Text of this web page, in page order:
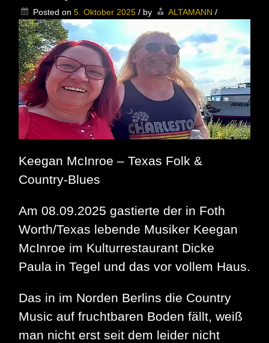
Besser
hattest
ein
Ticket
Posted on 5. Oktober 2025 / by ALTAMANN /
Keegan McInroe – Texas Folk &
Country-Blues
Am 08.09.2025 gastierte der in Foth
Worth/Texas lebende Musiker Keegan
McInroe im Kulturrestaurant Dicke
Paula in Tegel und das vor vollem Haus.
Das in im Norden Berlins die Country
Music auf fruchtbaren Boden fällt, weiß
man nicht erst seit dem leider nicht